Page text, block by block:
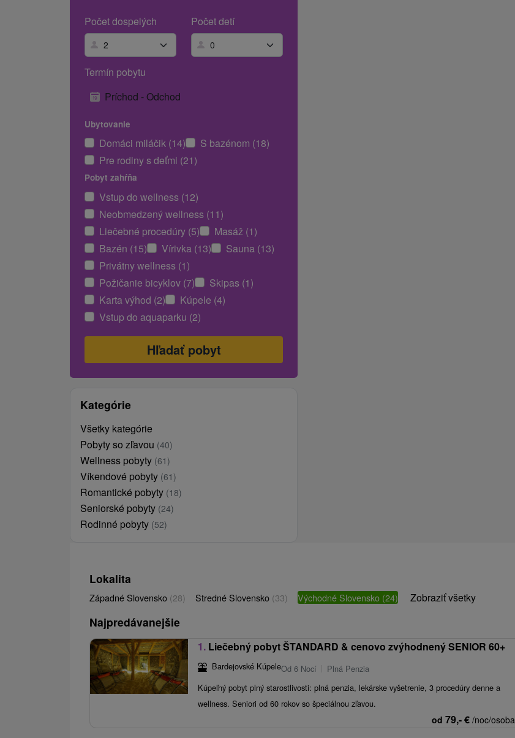
Počet dospelých
Počet detí
Termín pobytu
Príchod - Odchod
Ubytovanie
Domáci miláčik (14)
S bazénom (18)
Pre rodiny s deťmi (21)
Pobyt zahŕňa
Vstup do wellness (12)
Neobmedzený wellness (11)
Liečebné procedúry (5)
Masáž (1)
Bazén (15)
Vírivka (13)
Sauna (13)
Privátny wellness (1)
Požičanie bicyklov (7)
Skipas (1)
Karta výhod (2)
Kúpele (4)
Vstup do aquaparku (2)
Kategórie
Všetky kategórie
Pobyty so zľavou (40)
Wellness pobyty (61)
Víkendové pobyty (61)
Romantické pobyty (18)
Seniorské pobyty (24)
Rodinné pobyty (52)
Lokalita
Západné Slovensko (28) Stredné Slovensko (33) Východné Slovensko (24) Zobraziť všetky
Najpredávanejšie
1. Liečebný pobyt ŠTANDARD & cenovo zvýhodnený SENIOR 60+
Bardejovské KúpeleOd 6 Nocí
Plná Penzia
Kúpeľný pobyt plný starostlivosti: plná penzia, lekárske vyšetrenie, 3 procedúry denne a
wellness. Seniori od 60 rokov so špeciálnou zľavou.
od 79,-€ /noc/osoba